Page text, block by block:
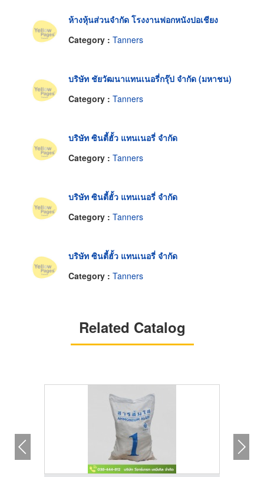
ห้างหุ้นส่วนจำกัด โรงงานฟอกหนังปอเชียง
Category : Tanners
บริษัท ชัยวัฒนาแทนเนอรี่กรุ๊ป จำกัด (มหาชน)
Category : Tanners
บริษัท ซินตี้ฮั้ว แทนเนอรี่ จำกัด
Category : Tanners
บริษัท ซินตี้ฮั้ว แทนเนอรี่ จำกัด
Category : Tanners
บริษัท ซินตี้ฮั้ว แทนเนอรี่ จำกัด
Category : Tanners
Related Catalog